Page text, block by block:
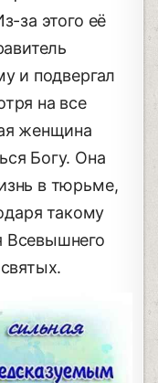
за этого её
и подвергал
на все
женщина
Богу. Она
в тюрьме,
такому
Всевышнего